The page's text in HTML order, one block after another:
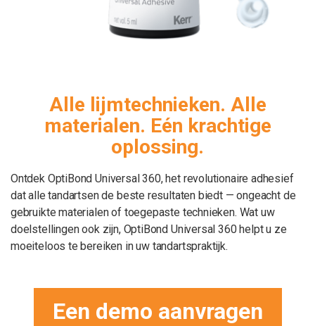
Alle lijmtechnieken. Alle
materialen. Eén krachtige
oplossing.
Ontdek OptiBond Universal 360, het revolutionaire adhesief
dat alle tandartsen de beste resultaten biedt — ongeacht de
gebruikte materialen of toegepaste technieken. Wat uw
doelstellingen ook zijn, OptiBond Universal 360 helpt u ze
moeiteloos te bereiken in uw tandartspraktijk.
Een demo aanvragen